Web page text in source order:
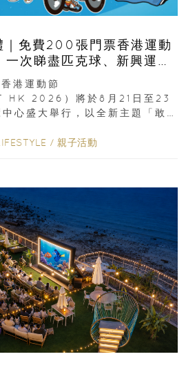
免費200張門票香港運動
次睇盡匹克球、新興運
運動品牌展覽
港運動節
HK 2026）將於8月21日至23
心盛大舉行，以全新主題「敢
/ 親子活動